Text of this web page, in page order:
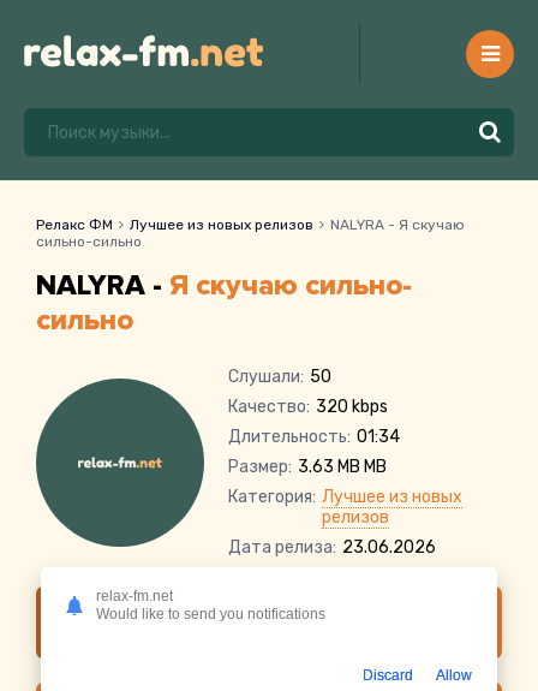
Релакс ФМ Лучшее из новых релизов
NALYRA - Я скучаю
сильно-сильно
NALYRA - Я скучаю сильно-
сильно
Слушали: 50
Качество: 320 kbps
Длительность: 01:34
Размер: 3.63 MB MB
Категория: Лучшее из новых
релизов
Дата релиза: 23.06.2026
Слушать онлайн NALYRA - Я скучаю сильно-
relax-fm.net
Would like to send you notifications
Discard Allow